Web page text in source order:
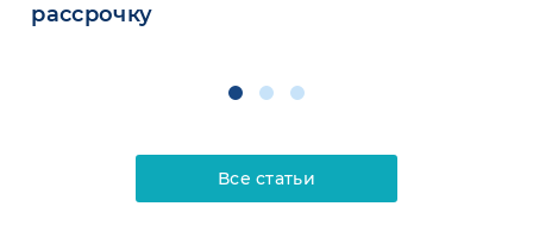
рассрочку
Все статьи